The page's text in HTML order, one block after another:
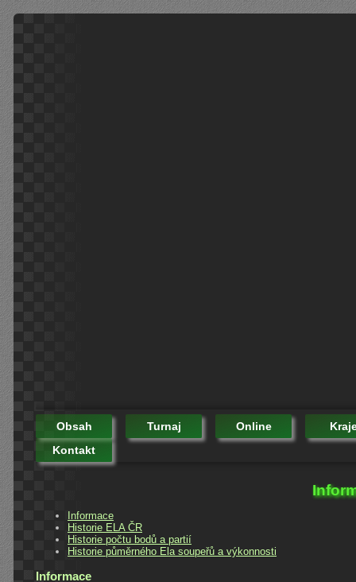
Obsah Turnaj Online
Kontakt
Informace
Historie ELA ČR
Historie počtu bodů a partií
Historie půměrného Ela soupeřů a výkonnosti
Informace